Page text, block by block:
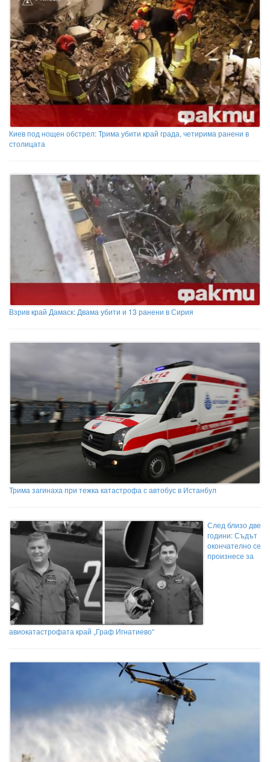
Киев под нощен обстрел: Трима убити край града, четирима ранени в
столицата
Взрив край Дамаск: Двама убити и 13 ранени в Сирия
Трима загинаха при тежка катастрофа с автобус в Истанбул
След близо две
години: Съдът
окончателно се
произнесе за
авиокатастрофата край „Граф Игнатиево“